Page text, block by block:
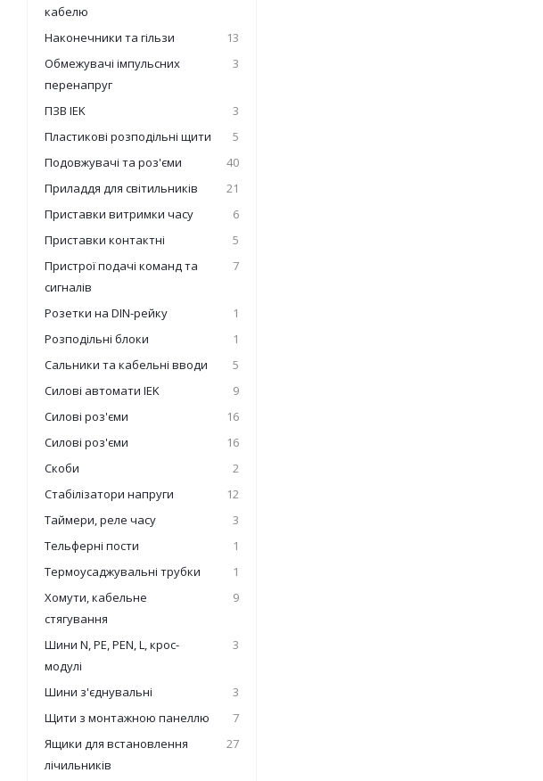
кабелю
Наконечники та гільзи
13
Обмежувачі імпульсних
перенапруг
3
ПЗВ IEK
3
Пластикові розподільні щити
5
Подовжувачі та роз'єми
40
Приладдя для світильників
21
Приставки витримки часу
6
Приставки контактні
5
Пристрої подачі команд та
сигналів
7
Розетки на DIN-рейку
1
Розподільні блоки
1
Сальники та кабельні вводи
5
Силові автомати IEK
9
Силові роз'єми
16
Силові роз'єми
16
Скоби
2
Стабілізатори напруги
12
Таймери, реле часу
3
Тельферні пости
1
Термоусаджувальні трубки
1
Хомути, кабельне
стягування
9
Шини N, PE, PEN, L, крос-
модулі
3
Шини з'єднувальні
3
Щити з монтажною панеллю
7
Ящики для встановлення
лічильників
27